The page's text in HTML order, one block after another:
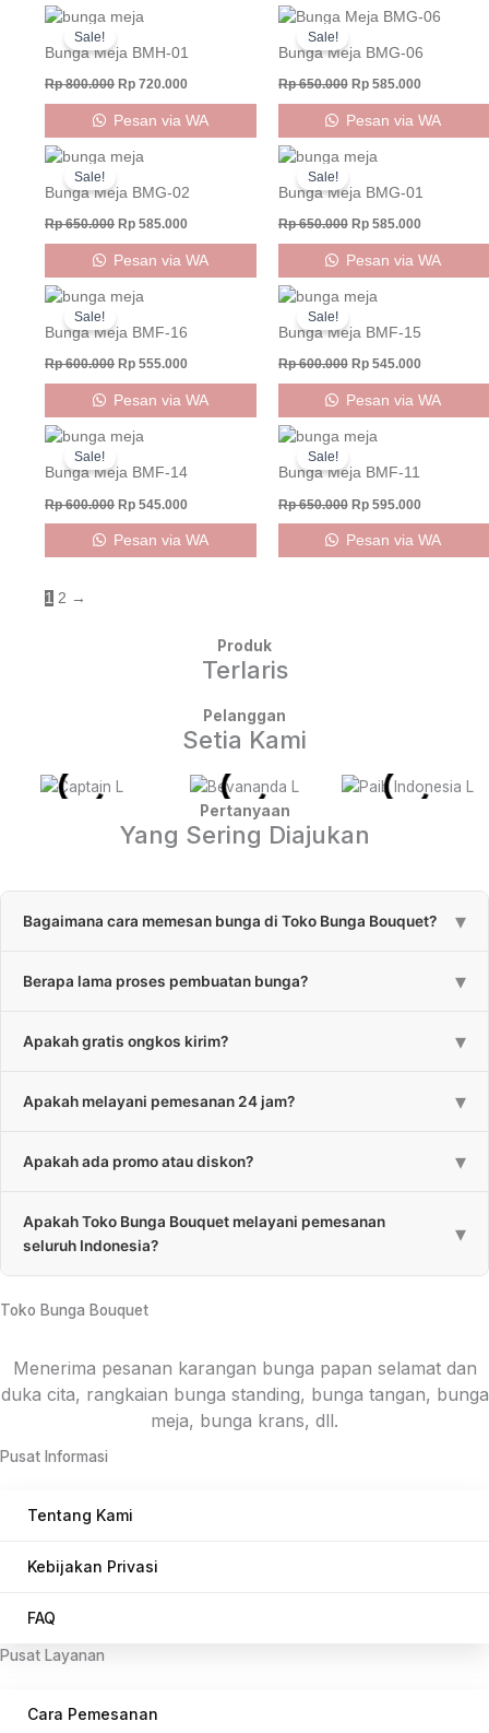
Sale!
Bunga Meja BMH-01
Rp800.000
Original
price
was:
Rp 800.000.
Rp 720.000
Pesan via WA
Sale!
Bunga Meja BMG-06
Rp650.000
Original
price
was:
Rp 650.000.
Rp585.000
Current
is:
Pesan via WA
Sale!
Bunga Meja BMG-02
Rp650.000
Original
price
was:
Rp 650.000.
Rp 585.000
is:
Pesan via WA
Sale!
Bunga Meja BMG-01
Rp650.000
Original
price
was:
Rp 650.000.
Rp585.000
is:
Pesan via WA
Sale!
Bunga Meja BMF-16
Rp600.000
Original
price
was:
Rp 600.000.
Rp 555.000
Pesan via WA
Sale!
Bunga Meja BMF-15
Rp600.000
Original
price
was:
Rp 600.000.
Rp545.000
is:
Pesan via WA
Sale!
Bunga Meja BMF-14
Rp600.000
Original
price
was:
Rp 600.000.
Rp 545.000
Pesan via WA
Sale!
Bunga Meja BMF-11
Rp650.000
Original
price
was:
Rp 650.000.
Rp595.000
Pesan via WA
1 2 →
Produk
Terlaris
Pelanggan
Setia Kami
Pertanyaan
Yang Sering Diajukan
Bagaimana cara memesan bunga di Toko Bunga Bouquet? ▾
bisa menghubungi CS kami melalui ikon “Chat WhatsApp”.
Berapa lama proses pembuatan bunga? ▾
untuk rangkaian bunga 1-3 jam. Estimasi bisa melebihi apabila
Apakah gratis ongkos kirim? ▾
daerah yang kena ongkos kirim akan kami informasikan pada
Apakah melayani pemesanan 24 jam? ▾
Apakah ada promo atau diskon?
▾
untuk pembelian jumlah tertentu.
Apakah Toko Bunga Bouquet melayani pemesanan
seluruh Indonesia?
▾
Indonesia melalui rekanan. Untuk konsep bunga menyesuaikan
Toko Bunga Bouquet
Menerima pesanan karangan bunga papan selamat dan
duka cita, rangkaian bunga standing, bunga tangan, bunga
meja, bunga krans, dll.
Pusat Informasi
Tentang Kami
Kebijakan Privasi
FAQ
Pusat Layanan
Cara Pemesanan